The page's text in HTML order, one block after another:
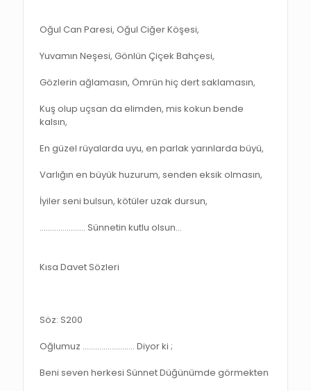
Oğul Can Paresi, Oğul Ciğer Köşesi,
Yuvamın Neşesi, Gönlün Çiçek Bahçesi,
Gözlerin ağlamasın, Ömrün hiç dert saklamasın,
Kuş olup uçsan da elimden, mis kokun bende
kalsın,
En güzel rüyalarda uyu, en parlak yarınlarda büyü,
Varlığın en büyük huzurum, senden eksik olmasın,
İyiler seni bulsun, kötüler uzak dursun,
…………………. Sünnetin kutlu olsun…
Kısa Davet Sözleri
Söz: S200
Oğlumuz ……………………. Diyor ki ;
Beni seven herkesi Sünnet Düğünümde görmekten